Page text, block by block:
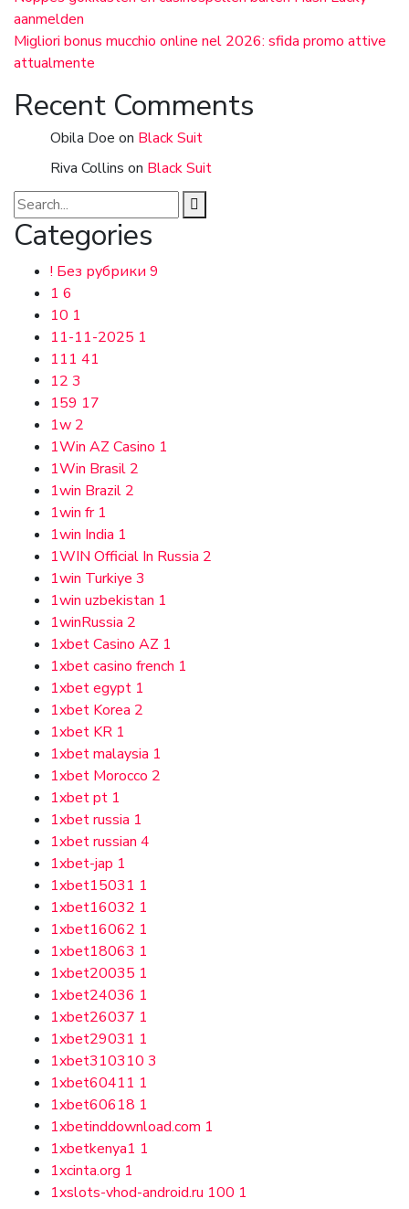
aanmelden
Migliori bonus mucchio online nel 2026: sfida promo attive
attualmente
Recent Comments
Obila Doe on Black Suit
Riva Collins on Black Suit
Categories
! Без рубрики 9
1 6
10 1
11-11-2025 1
111 41
12 3
159 17
1w 2
1Win AZ Casino 1
1Win Brasil 2
1win Brazil 2
1win fr 1
1win India 1
1WIN Official In Russia 2
1win Turkiye 3
1win uzbekistan 1
1winRussia 2
1xbet Casino AZ 1
1xbet casino french 1
1xbet egypt 1
1xbet Korea 2
1xbet KR 1
1xbet malaysia 1
1xbet Morocco 2
1xbet pt 1
1xbet russia 1
1xbet russian 4
1xbet-jap 1
1xbet15031 1
1xbet16032 1
1xbet16062 1
1xbet18063 1
1xbet20035 1
1xbet24036 1
1xbet26037 1
1xbet29031 1
1xbet310310 3
1xbet60411 1
1xbet60618 1
1xbetinddownload.com 1
1xbetkenya1 1
1xcinta.org 1
1xslots-vhod-android.ru 100 1